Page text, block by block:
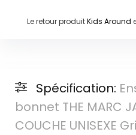
Le retour produitKids Around
Spécification:
bonnet THE MARC
COUCHE UNISEXE